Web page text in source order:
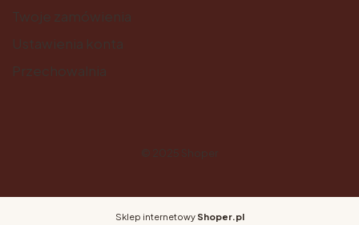
Sklep internetowy Shoper.pl